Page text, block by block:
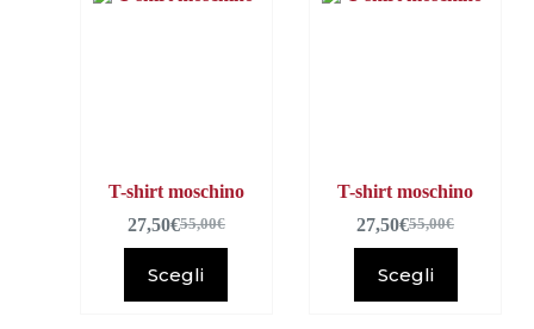
T-shirt moschino
55,00€
27,50€
Scegli
T-shirt moschino
55,00€
27,50€
Scegli